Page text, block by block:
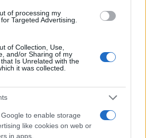
of processing my
Targeted Advertising.
of Collection, Use,
and/or Sharing of my
Is Unrelated with the
it was collected.
to enable storage
like cookies on web or
in apps.